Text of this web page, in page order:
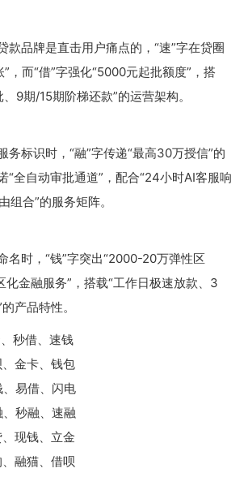
款品牌是直击用户痛点的，“速”字在贷圈
，而“借”字强化“5000元起批额度”，搭
9期/15期阶梯还款”的运营架构。
务标识时，“融”字传递“最高30万授信”的
“全自动审批通道”，配合“24小时AI客服响
组合”的服务矩阵。
名时，“钱”字突出“2000-20万弹性区
化金融服务”，搭载“工作日极速放款、3
产品特性。
秒借、速钱
金卡、钱包
易借、闪电
秒融、速融
现钱、立金
融猫、借呗